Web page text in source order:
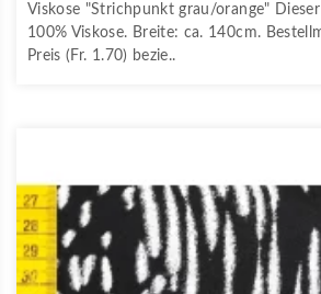
Viskose "Strichpunkt grau/orange"
100% Viskose. Breite: ca. 140cm.
Preis (Fr. 1.70) bezie..